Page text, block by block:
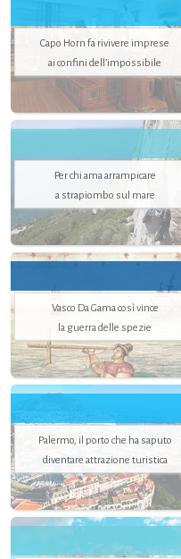
Capo Horn fa rivivere imprese
ai confini dell’impossibile
Per chi ama arrampicare
a strapiombo sul mare
Vasco Da Gama così vince
la guerra delle spezie
Palermo, il porto che ha saputo
diventare attrazione turistica